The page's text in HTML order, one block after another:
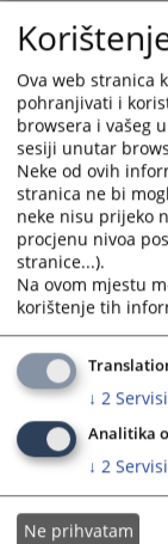
to
with
the
calendar
and
select
a
date.
Press
the
question
mark
key
to
get
the
keyboard
shortcuts
for
changing
dates.
Ova web stranica
pohranjivati i
browsera i vašeg
sesiji unutar
Neke od ovih
stranica ne bi
neke nisu prijeko
procjenu nivoa
stranice...).
Na ovom mjestu
korištenje tih
↓ 2
Analitika
↓ 2
Ne prihvatam